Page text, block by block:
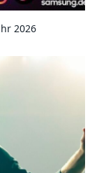
2026